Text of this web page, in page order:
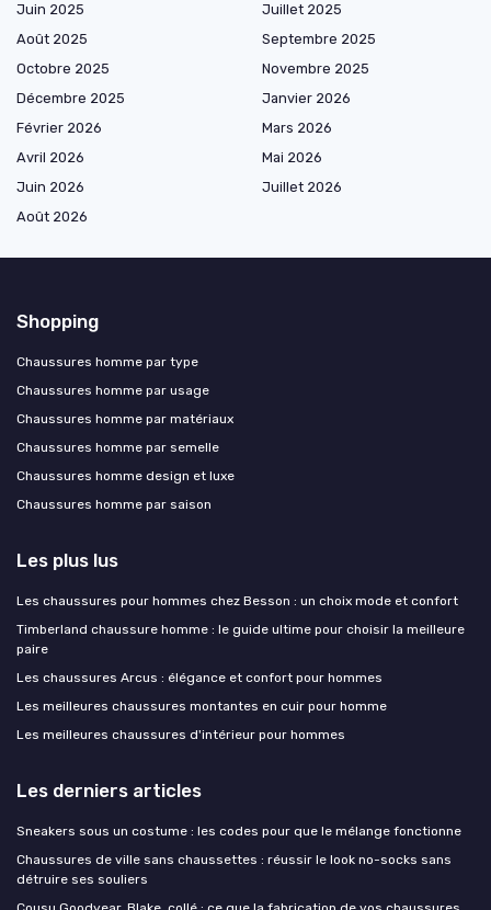
Juin 2025
Juillet 2025
Août 2025
Septembre 2025
Octobre 2025
Novembre 2025
Décembre 2025
Janvier 2026
Février 2026
Mars 2026
Avril 2026
Mai 2026
Juin 2026
Juillet 2026
Août 2026
Shopping
Chaussures homme par type
Chaussures homme par usage
Chaussures homme par matériaux
Chaussures homme par semelle
Chaussures homme design et luxe
Chaussures homme par saison
Les plus lus
Les chaussures pour hommes chez Besson : un choix mode et confort
Timberland chaussure homme : le guide ultime pour choisir la meilleure
paire
Les chaussures Arcus : élégance et confort pour hommes
Les meilleures chaussures montantes en cuir pour homme
Les meilleures chaussures d'intérieur pour hommes
Les derniers articles
Sneakers sous un costume : les codes pour que le mélange fonctionne
Chaussures de ville sans chaussettes : réussir le look no-socks sans
détruire ses souliers